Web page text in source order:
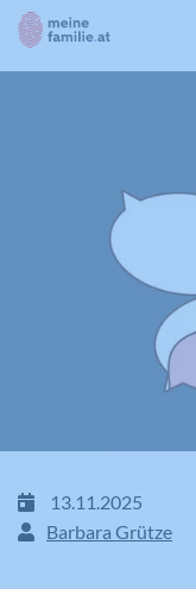
13.11.2025
Barbara Grütze